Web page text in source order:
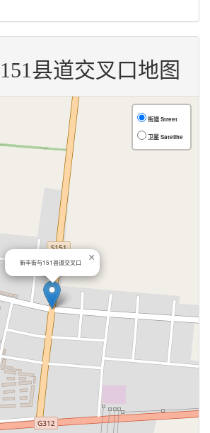
县道交叉口地图
新丰街与151县道交叉口 ×
街道 Street
卫星 Satellite